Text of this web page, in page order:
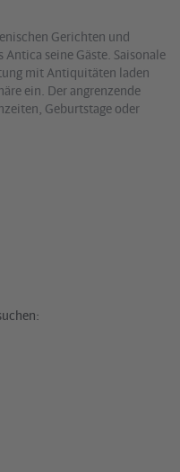
Gerichten und
seine Gäste. Saisonale
mit Antiquitäten laden
ein. Der angrenzende
Geburtstage oder